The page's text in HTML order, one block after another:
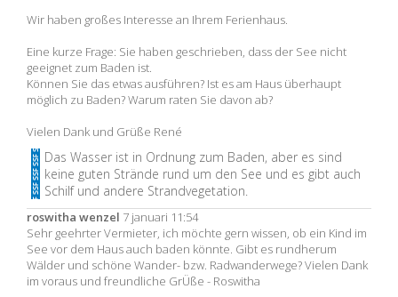
Wir haben großes Interesse an Ihrem Ferienhaus.
Eine kurze Frage: Sie haben geschrieben, dass der See nicht
geeignet zum Baden ist.
Können Sie das etwas ausführen? Ist es am Haus überhaupt
möglich zu Baden? Warum raten Sie davon ab?
Vielen Dank und Grüße René
Das Wasser ist in Ordnung zum Baden, aber es sind
keine guten Strände rund um den See und es gibt auch
Schilf und andere Strandvegetation.
roswitha wenzel 7 januari 11:54
Sehr geehrter Vermieter, ich möchte gern wissen, ob ein Kind im
See vor dem Haus auch baden könnte. Gibt es rundherum
Wälder und schöne Wander- bzw. Radwanderwege? Vielen Dank
im voraus und freundliche GrÜße - Roswitha